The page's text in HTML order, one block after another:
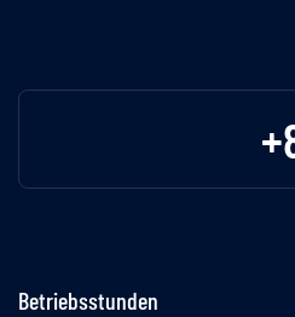
Betriebsstunden